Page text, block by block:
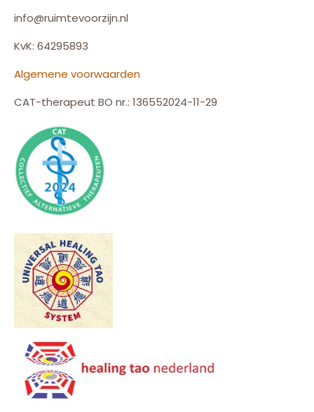
info@ruimtevoorzijn.nl
KvK: 64295893
Algemene voorwaarden
CAT-therapeut BO nr.: 136552024-11-29